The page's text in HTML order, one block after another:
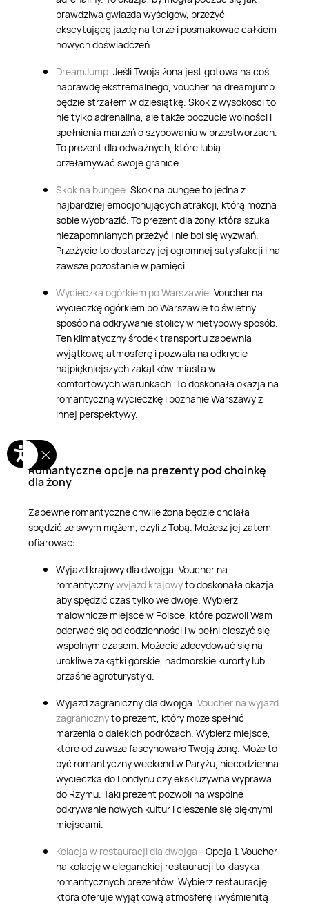
prawdziwa gwiazda wyścigów, przeżyć
ekscytującą jazdę na torze i posmakować całkiem
nowych doświadczeń.
DreamJump. Jeśli Twoja żona jest gotowa na coś
naprawdę ekstremalnego, voucher na dreamjump
będzie strzałem w dziesiątkę. Skok z wysokości to
nie tylko adrenalina, ale także poczucie wolności i
spełnienia marzeń o szybowaniu w przestworzach.
To prezent dla odważnych, które lubią
przełamywać swoje granice.
Skok na bungee. Skok na bungee to jedna z
najbardziej emocjonujących atrakcji, którą można
sobie wyobrazić. To prezent dla żony, która szuka
niezapomnianych przeżyć i nie boi się wyzwań.
Przeżycie to dostarczy jej ogromnej satysfakcji i na
zawsze pozostanie w pamięci.
Wycieczka ogórkiem po Warszawie. Voucher na
wycieczkę ogórkiem po Warszawie to świetny
sposób na odkrywanie stolicy w nietypowy sposób.
Ten klimatyczny środek transportu zapewnia
wyjątkową atmosferę i pozwala na odkrycie
najpiękniejszych zakątków miasta w
komfortowych warunkach. To doskonała okazja na
romantyczną wycieczkę i poznanie Warszawy z
innej perspektywy.
Romantyczne opcje na prezenty pod choinkę
dla żony
Zapewne romantyczne chwile żona będzie chciała
spędzić ze swym mężem, czyli z Tobą. Możesz jej zatem
ofiarować:
Wyjazd krajowy dla dwojga. Voucher na
romantycznywyjazd krajowyto doskonała okazja,
aby spędzić czas tylko we dwoje. Wybierz
malownicze miejsce w Polsce, które pozwoli Wam
oderwać się od codzienności i w pełni cieszyć się
wspólnym czasem. Możecie zdecydować się na
urokliwe zakątki górskie, nadmorskie kurorty lub
przaśne agroturystyki.
Wyjazd zagraniczny dla dwojga. Voucher na wyjazd
zagranicznyto prezent, który może spełnić
marzenia o dalekich podróżach. Wybierz miejsce,
które od zawsze fascynowało Twoją żonę. Może to
być romantyczny weekend w Paryżu, niecodzienna
wycieczka do Londynu czy ekskluzywna wyprawa
do Rzymu. Taki prezent pozwoli na wspólne
odkrywanie nowych kultur i cieszenie się pięknymi
miejscami.
Kolacja w restauracji dla dwojga - Opcja 1. Voucher
na kolację w eleganckiej restauracji to klasyka
romantycznych prezentów. Wybierz restaurację,
która oferuje wyjątkową atmosferę i wyśmienitą